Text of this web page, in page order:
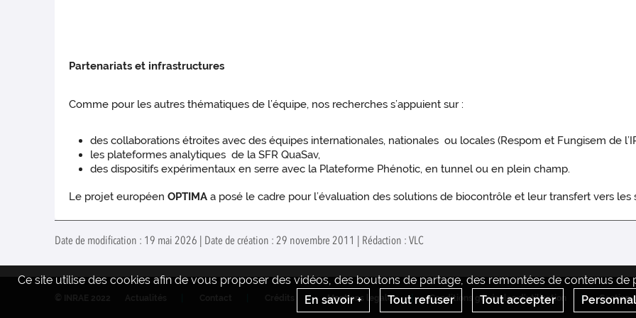
Partenariats et infrastructures
Comme pour les autres thématiques de l’équipe, nos recherches s’appuient sur :
des collaborations étroites avec des équipes internationales, nationales ou locales (Respom et Fungisem de
les plateformes analytiques de la SFR QuaSav,
des dispositifs expérimentaux en serre avec la Plateforme Phénotic, en tunnel ou en plein champ.
Le projet européenOPTIMA a posé le cadre pour l’évaluation des solutions de biocontrôle et leur transfert vers
Date de modification : 19 mai 2026 | Date de création : 29 novembre 2011 | Rédaction : VLC
Ce site utilise des cookies afin de vous proposer des vidéos, des boutons de partage, des remontées de contenus
En savoir +
Tout refuser Tout accepter
Mentions legales Conditions générales d'utilisation Gestion